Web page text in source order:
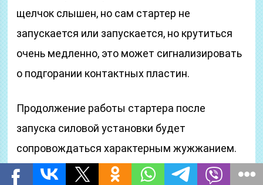
щелчок слышен, но сам стартер не
запускается или запускается, но крутиться
очень медленно, это может сигнализировать
о подгорании контактных пластин.
Продолжение работы стартера после
запуска силовой установки будет
сопровождаться характерным жужжанием.